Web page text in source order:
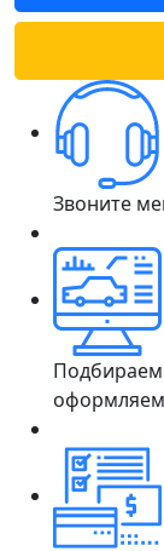
Звоните
Подбираем
оформляем